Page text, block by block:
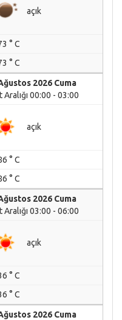
açık
° C
° C
2026 Cuma
Aralığı 00:00 - 03:00
açık
° C
° C
2026 Cuma
Aralığı 03:00 - 06:00
açık
° C
° C
2026 Cuma